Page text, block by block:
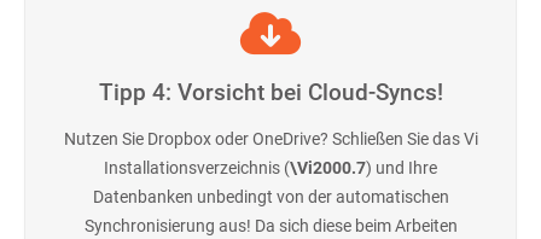
Tipp 4: Vorsicht bei Cloud-Syncs!
Nutzen Sie Dropbox oder OneDrive? Schließen Sie das Vi
Installationsverzeichnis (\Vi2000.7) und Ihre
Datenbanken unbedingt von der automatischen
Synchronisierung aus! Da sich diese beim Arbeiten